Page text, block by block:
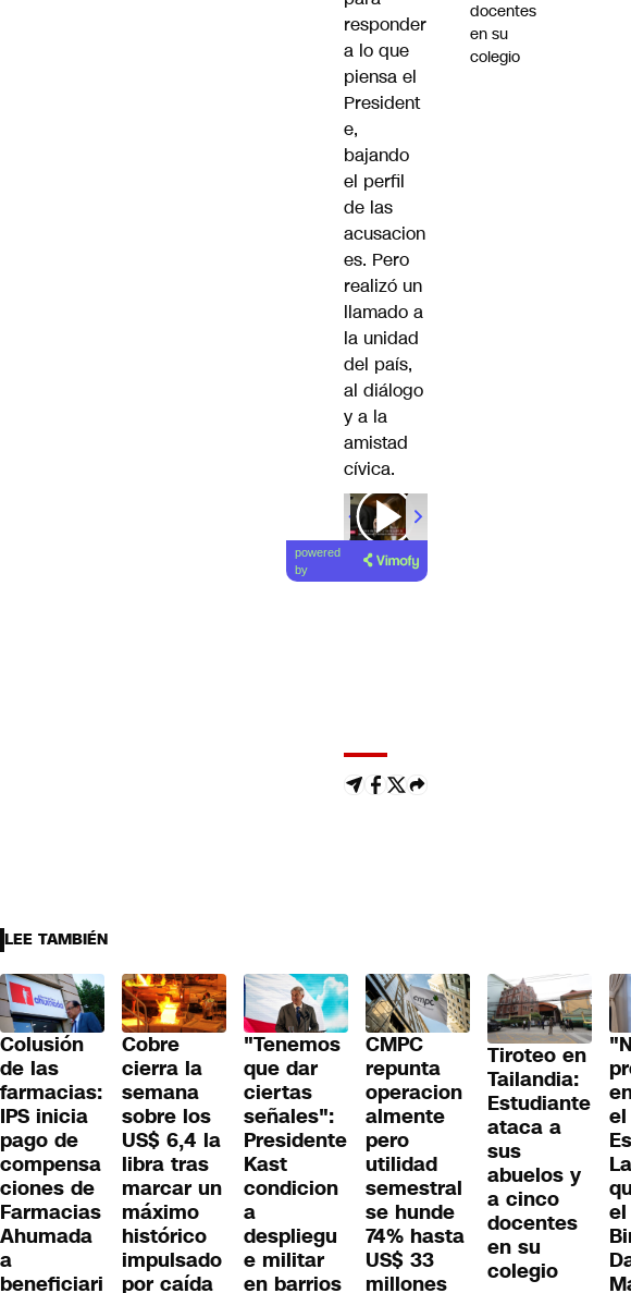
responder
a lo que
piensa el
President
e,
bajando
el perfil
de las
acusacion
es. Pero
realizó un
llamado a
la unidad
del país,
al diálogo
y a la
amistad
cívica.
powered
by
docentes
en su
colegio
LEE TAMBIÉN
Colusión
de las
farmacias:
IPS inicia
pago de
compensa
ciones de
Farmacias
Ahumada
a
beneficiari
Cobre
cierra la
semana
sobre los
US$ 6,4 la
libra tras
marcar un
máximo
histórico
impulsado
por caída
"Tenemos
que dar
ciertas
señales":
Presidente
Kast
condicion
a
despliegu
e militar
en barrios
CMPC
repunta
operacion
almente
pero
utilidad
semestral
se hunde
74% hasta
US$ 33
millones
Tiroteo en
Tailandia:
Estudiante
ataca a
sus
abuelos y
a cinco
docentes
en su
colegio
el
el